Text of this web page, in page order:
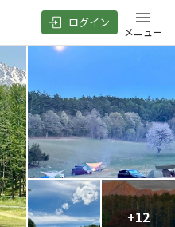
ログイン
メニュー
+12